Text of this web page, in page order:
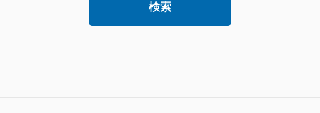
検索